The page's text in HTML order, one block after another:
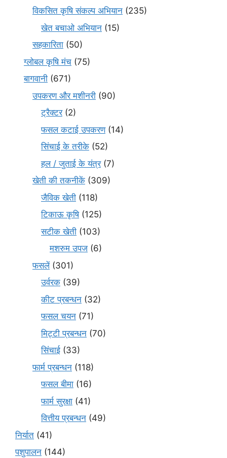
विकसित कृषि संकल्प अभियान (235)
खेत बचाओ अभियान (15)
सहकारिता (50)
ग्लोबल कृषि मंच (75)
बागवानी (671)
उपकरण और मशीनरी (90)
ट्रैक्टर(2)
फसल कटाई उपकरण(14)
सिंचाई के तरीके (52)
हल / जुताई के यंत्र(7)
खेती की तकनीकें (309)
जैविक खेती (118)
टिकाऊ कृषि(125)
सटीक खेती (103)
मशरुम उपज (6)
फसलें(301)
उर्वरक (39)
कीट प्रबन्धन (32)
फसल चयन (71)
मि‌ट्टी प्रबन्धन (70)
सिंचाई (33)
फार्म प्रबन्धन (118)
फसल बीमा (16)
फार्म सुरक्षा (41)
वित्तीय प्रबन्धन (49)
निर्यात (41)
पशुपालन (144)